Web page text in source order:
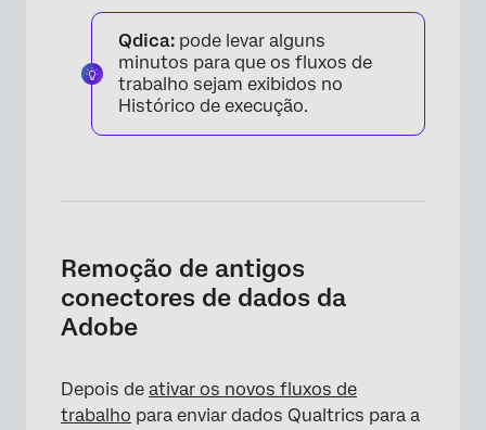
Qdica: pode levar alguns
minutos para que os fluxos de
trabalho sejam exibidos no
Histórico de execução.
Remoção de antigos
conectores de dados da
Adobe
Depois de ativar os novos fluxos de
trabalho para enviar dados Qualtrics para a